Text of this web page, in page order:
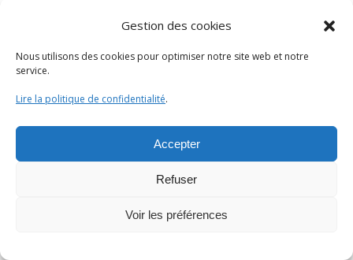
Gestion des cookies
Nous utilisons des cookies pour optimiser notre site web et notre
service.
Lire la politique de confidentialité.
Accepter
Refuser
Voir les préférences
synthèse, notre idée est d’intégrer les données
courts’ duDEAF. Cela permettra de renforcer la part
des sources documentaires dans le
base textuelle de référence. En même temps, le
vocabulaire
serait placé dans le cadre naturel de